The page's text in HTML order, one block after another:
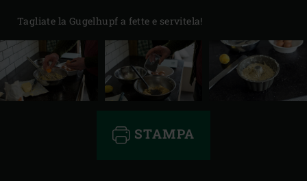
Tagliate la Gugelhupf a fette e servitela!​
STAMPA